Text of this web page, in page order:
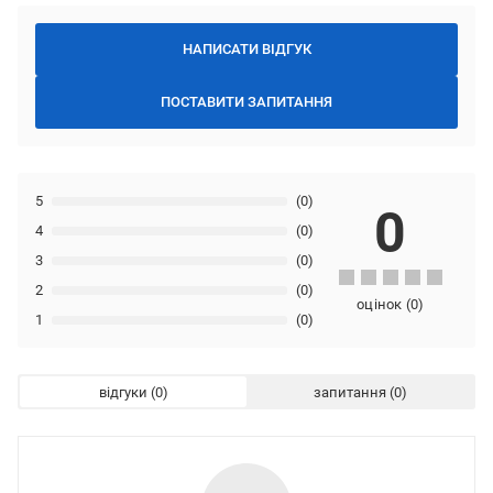
НАПИСАТИ ВІДГУК
ПОСТАВИТИ ЗАПИТАННЯ
1 (0)
2 (0)
3 (0)
4 (0)
5 (0)
0
оцінок (0)
відгуки запитання